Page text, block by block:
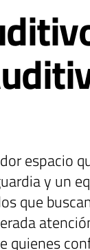
espacio
y un
que
quienes